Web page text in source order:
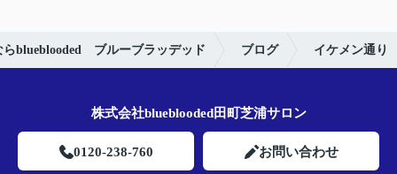
blueblooded ブルーブラッデッド ブログ イケメン通り
株式会社blueblooded田町芝浦サロン
0120-238-760 お問い合わせ